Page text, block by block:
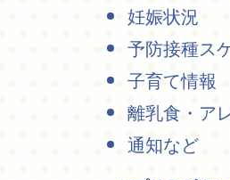
妊娠状況
予防接種ス
子育て情報
離乳食・ア
通知など